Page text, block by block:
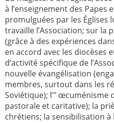
à l’enseignement des Papes
promulguées par les Églises
travaille l’Association; sur la
(grâce à des expériences
en accord avec les diocèses
d’activité spécifique de
nouvelle évangélisation
membres, surtout dans les
Soviétique); l’" œcuménisme
pastorale et caritative); la
chrétiens; la sensibilisation